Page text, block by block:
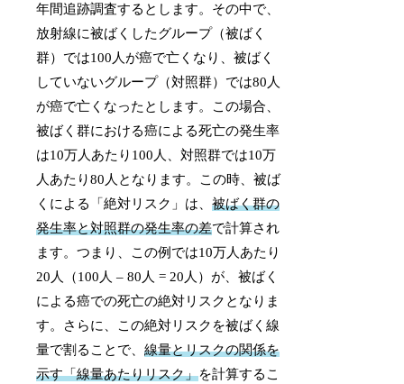
年間追跡調査するとします。その中で、
放射線に被ばくしたグループ（被ばく
群）では100人が癌で亡くなり、被ばく
していないグループ（対照群）では80人
が癌で亡くなったとします。この場合、
被ばく群における癌による死亡の発生率
は10万人あたり100人、対照群では10万
人あたり80人となります。この時、被ば
くによる「絶対リスク」は、被ばく群の
発生率と対照群の発生率の差で計算され
ます。つまり、この例では10万人あたり
20人（100人 – 80人 = 20人）が、被ばく
による癌での死亡の絶対リスクとなりま
す。さらに、この絶対リスクを被ばく線
量で割ることで、線量とリスクの関係を
示す「線量あたりリスク」を計算するこ